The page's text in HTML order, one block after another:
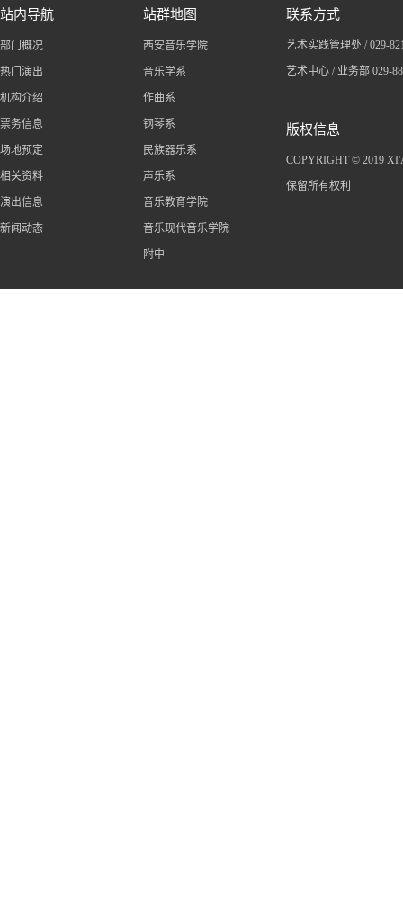
站内导航
部门概况
热门演出
机构介绍
票务信息
场地预定
相关资料
演出信息
新闻动态
站群地图
西安音乐学院
音乐学系
作曲系
钢琴系
民族器乐系
声乐系
音乐教育学院
音乐现代音乐学院
附中
联系方式
艺术实践管理处 / 029-
艺术中心 / 业务部 029-
版权信息
COPYRIGHT © 2019
保留所有权利